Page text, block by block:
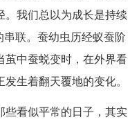
。我们总以为成长是持续
串联。蚕幼虫历经蚁蚕阶
茧中蚕蜕变时，在外界看
生着翻天覆地的变化。
些看似平常的日子，其实